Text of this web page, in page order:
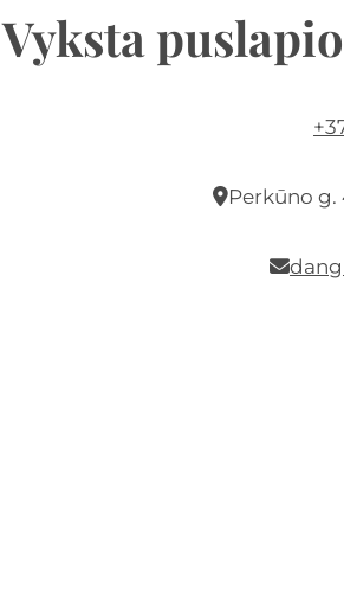
Vyksta
Perkūno g.